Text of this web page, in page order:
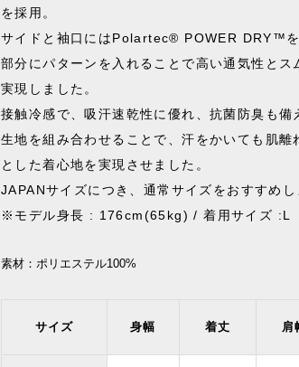
を採用。
サイドと袖口にはPolartec® POWER DRY™
部分にパターンを入れることで高い通気性とス
実現しました。
接触冷感で、吸汗速乾性に優れ、抗菌防臭も備
生地を組み合わせることで、汗をかいても肌離
とした着心地を実現させました。
JAPANサイズにつき、通常サイズをおすすめし
※モデル身長 : 176cm(65kg) / 着用サイズ :L
素材： ポリエステル100%
サイズ 身幅 着丈 肩